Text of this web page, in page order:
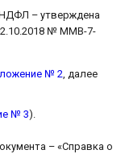
– утверждена
№ ММВ-7-
№ 2, далее
№ 3).
– «Справка о